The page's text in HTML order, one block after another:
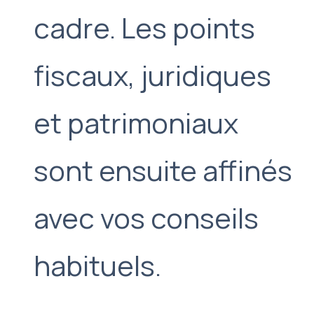
cadre. Les points
fiscaux, juridiques
et patrimoniaux
sont ensuite affinés
avec vos conseils
habituels.